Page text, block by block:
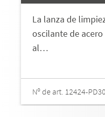
La lanza de
oscilante de
al…
Nº de art. 12424-